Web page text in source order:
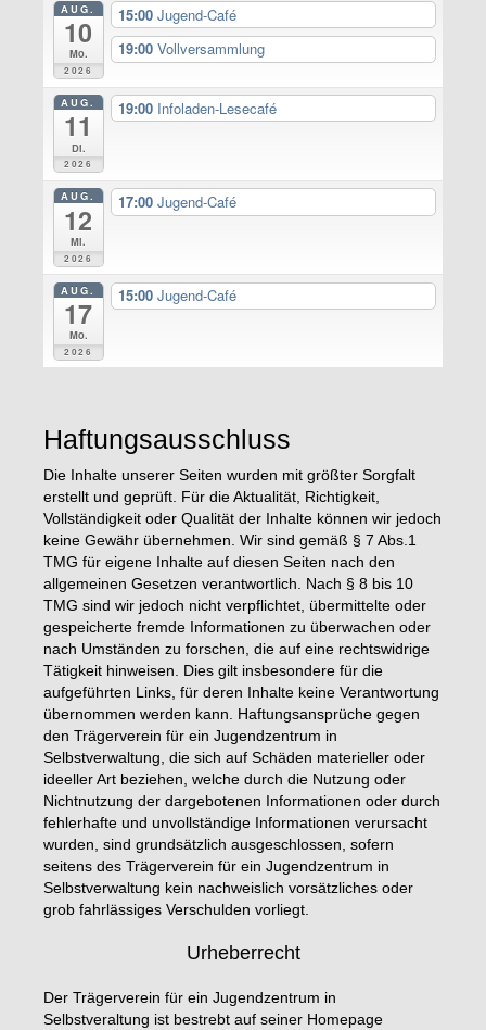
AUG.
10
Mo.
2026
15:00 Jugend-Café
19:00 Vollversammlung
AUG.
11
Di.
2026
19:00 Infoladen-Lesecafé
AUG.
12
Mi.
2026
17:00 Jugend-Café
AUG.
17
Mo.
2026
15:00 Jugend-Café
Haftungsausschluss
Die Inhalte unserer Seiten wurden mit größter Sorgfalt
erstellt und geprüft. Für die Aktualität, Richtigkeit,
Vollständigkeit oder Qualität der Inhalte können wir jedoch
keine Gewähr übernehmen. Wir sind gemäß § 7 Abs.1
TMG für eigene Inhalte auf diesen Seiten nach den
allgemeinen Gesetzen verantwortlich. Nach § 8 bis 10
TMG sind wir jedoch nicht verpflichtet, übermittelte oder
gespeicherte fremde Informationen zu überwachen oder
nach Umständen zu forschen, die auf eine rechtswidrige
Tätigkeit hinweisen. Dies gilt insbesondere für die
aufgeführten Links, für deren Inhalte keine Verantwortung
übernommen werden kann. Haftungsansprüche gegen
den Trägerverein für ein Jugendzentrum in
Selbstverwaltung, die sich auf Schäden materieller oder
ideeller Art beziehen, welche durch die Nutzung oder
Nichtnutzung der dargebotenen Informationen oder durch
fehlerhafte und unvollständige Informationen verursacht
wurden, sind grundsätzlich ausgeschlossen, sofern
seitens des Trägerverein für ein Jugendzentrum in
Selbstverwaltung kein nachweislich vorsätzliches oder
grob fahrlässiges Verschulden vorliegt.
Urheberrecht
Der Trägerverein für ein Jugendzentrum in
Selbstveraltung ist bestrebt auf seiner Homepage